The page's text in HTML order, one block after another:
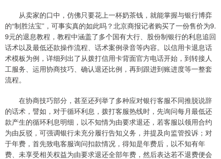
从卖家的口中，仿佛只要花上一杯奶茶钱，就能掌握与银行博弈
的“制胜法宝”，可事实真的如此吗？北京商报记者购买了一份售价为9.
9元的退息教程，教程中涵盖了多个国有大行、股份制银行的利息追回
话术以及最低还款操作流程、话术案例录音等内容。以信用卡退息话
术模板为例，详细列出了从拨打信用卡背面官方电话开始，到转接人
工服务、运用协商技巧、确认退还比例，再到跟进到账进度等一整套
流程。
在协商技巧部分，甚至还列举了多种应对银行客服不同推脱说辞
的话术，譬如，对于循环利息，拨打客服热线时，先询问每月最低还
款产生的循环利息明细，以不知情为由要求退还，若客服以领用合约
为由反驳，可强调银行未充分履行告知义务，并提及向监管投诉；对
于年费，首先致电客服询问扣款情况，得知是年费后，以不知有年
费、未享受相关权益为由要求退还全部年费，然后表达若不退费便会